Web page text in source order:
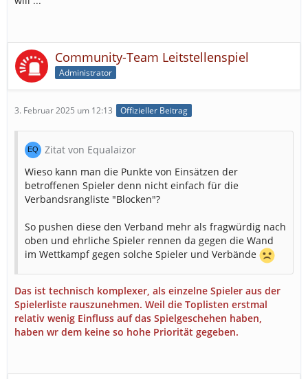
Community-Team Leitstellenspiel
Administrator
3. Februar 2025 um 12:13 Offizieller Beitrag
Zitat von Equalaizor
Wieso kann man die Punkte von Einsätzen der
betroffenen Spieler denn nicht einfach für die
Verbandsrangliste "Blocken"?
So pushen diese den Verband mehr als fragwürdig nach
oben und ehrliche Spieler rennen da gegen die Wand
im Wettkampf gegen solche Spieler und Verbände
Das ist technisch komplexer, als einzelne Spieler aus der
Spielerliste rauszunehmen. Weil die Toplisten erstmal
relativ wenig Einfluss auf das Spielgeschehen haben,
haben wr dem keine so hohe Priorität gegeben.